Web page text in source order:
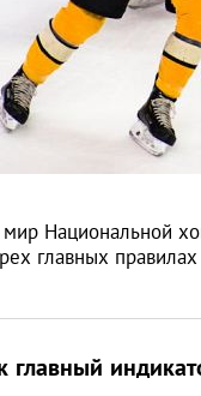
Национальной
главных